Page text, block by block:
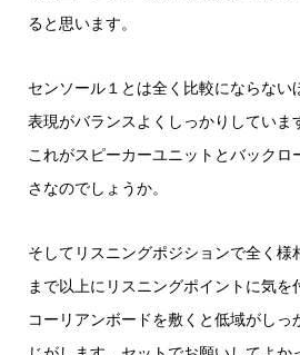
ると思います。
センソール１とは全く比較にならない
表現がバランスよくしっかりしていま
これがスピーカーユニットとバックロ
さなのでしょうか。
そしてリスニングポジションで全く様
まで以上にリスニングポイントに気を
コーリアンボードを敷くと低域がしっ